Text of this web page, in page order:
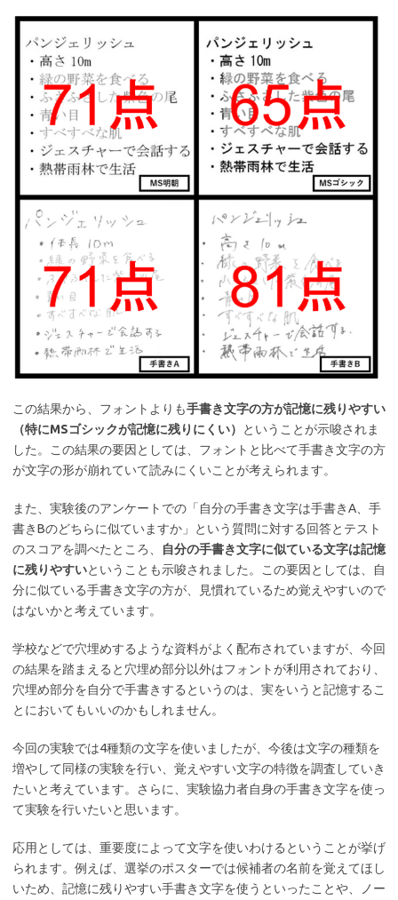
この結果から、フォントよりも手書き文字の方が記憶に残りやすい
（特にMSゴシックが記憶に残りにくい）
ということが示唆されま
した。この結果の要因としては、フォントと比べて手書き文字の方
が文字の形が崩れていて読みにくいことが考えられます。
また、実験後のアンケートでの「自分の手書き文字は手書きA、手
書きBのどちらに似ていますか」という質問に対する回答とテスト
のスコアを調べたところ、
自分の手書き文字に似ている文字は記憶
に残りやすいということも示唆されました。この要因としては、自
分に似ている手書き文字の方が、見慣れているため覚えやすいので
はないかと考えています。
学校などで穴埋めするような資料がよく配布されていますが、今回
の結果を踏まえると穴埋め部分以外はフォントが利用されており、
穴埋め部分を自分で手書きするというのは、実をいうと記憶するこ
とにおいてもいいのかもしれません。
今回の実験では4種類の文字を使いましたが、今後は文字の種類を
増やして同様の実験を行い、覚えやすい文字の特徴を調査していき
たいと考えています。さらに、実験協力者自身の手書き文字を使っ
て実験を行いたいと思います。
応用としては、重要度によって文字を使いわけるということが挙げ
られます。例えば、選挙のポスターでは候補者の名前を覚えてほし
いため、記憶に残りやすい手書き文字を使うといったことや、ノー